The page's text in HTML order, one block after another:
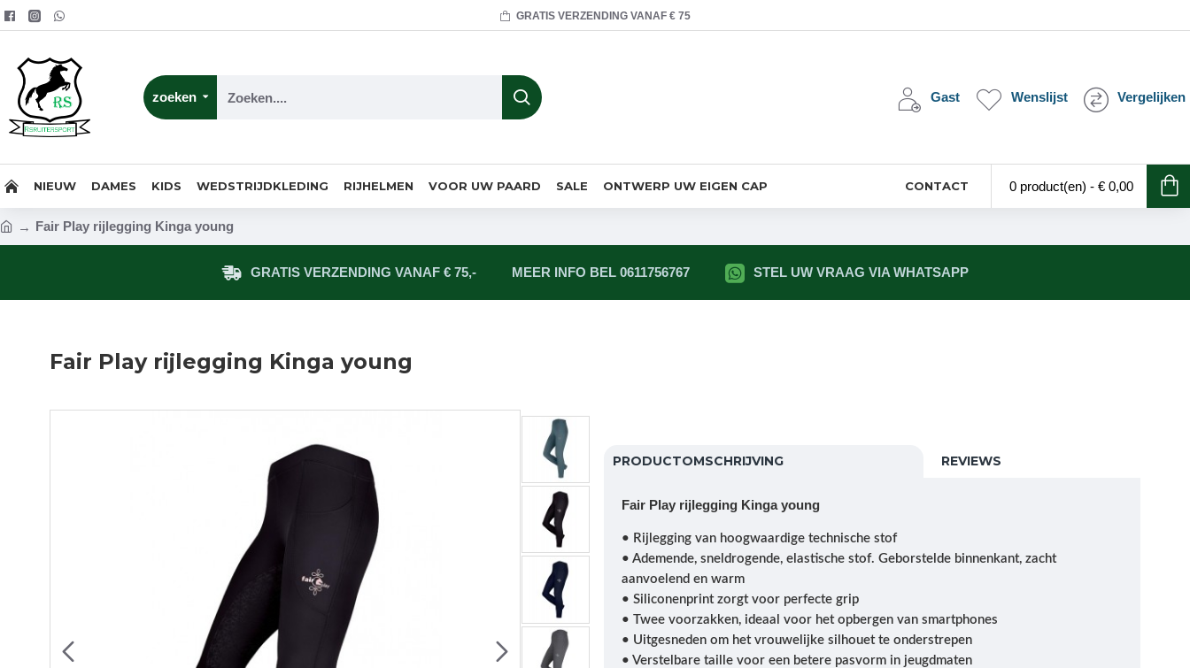
GRATIS VERZENDING VANAF € 75
zoeken Gast Wenslijst Vergelijken
NIEUW DAMES KIDS WEDSTRIJDKLEDING RIJHELMEN VOOR UW PAARD SALE ONTWERP UW EIGEN CAP CONTACT 0 product(en) - € 0,00
Fair Play rijlegging Kinga young
GRATIS VERZENDING VANAF € 75,- MEER INFO BEL 0611756767 STEL UW VRAAG VIA WHATSAPP
Fair Play rijlegging Kinga young
PRODUCTOMSCHRIJVING REVIEWS
Fair Play rijlegging Kinga young
• Rijlegging van hoogwaardige technische stof
• Ademende, sneldrogende, elastische stof. Geborstelde binnenkant, zacht
aanvoelend en warm
• Siliconenprint zorgt voor perfecte grip
• Twee voorzakken, ideaal voor het opbergen van smartphones
• Uitgesneden om het vrouwelijke silhouet te onderstrepen
• Verstelbare taille voor een betere pasvorm in jeugdmaten